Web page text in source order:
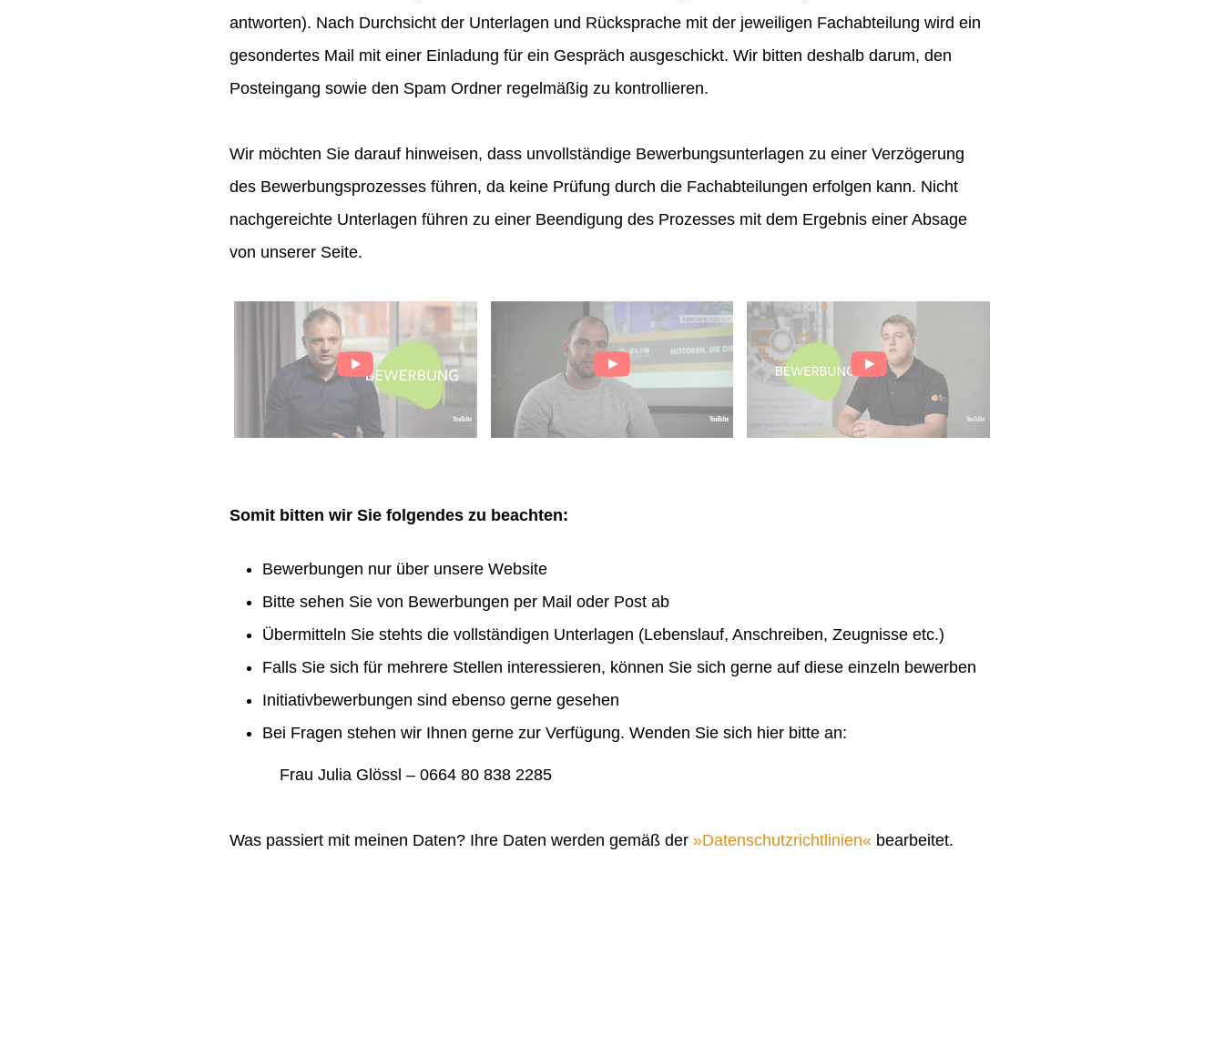
antworten). Nach Durchsicht der Unterlagen und Rücksprache mit der jeweiligen Fachabteilung wird ein
gesondertes Mail mit einer Einladung für ein Gespräch ausgeschickt. Wir bitten deshalb darum, den
Posteingang sowie den Spam Ordner regelmäßig zu kontrollieren.
Wir möchten Sie darauf hinweisen, dass unvollständige Bewerbungsunterlagen zu einer Verzögerung
des Bewerbungsprozesses führen, da keine Prüfung durch die Fachabteilungen erfolgen kann. Nicht
nachgereichte Unterlagen führen zu einer Beendigung des Prozesses mit dem Ergebnis einer Absage
von unserer Seite.
Somit bitten wir Sie folgendes zu beachten:
Bewerbungen nur über unsere Website
Bitte sehen Sie von Bewerbungen per Mail oder Post ab
Übermitteln Sie stehts die vollständigen Unterlagen (Lebenslauf, Anschreiben, Zeugnisse etc.)
Falls Sie sich für mehrere Stellen interessieren, können Sie sich gerne auf diese einzeln bewerben
Initiativbewerbungen sind ebenso gerne gesehen
Bei Fragen stehen wir Ihnen gerne zur Verfügung. Wenden Sie sich hier bitte an:
Frau Julia Glössl – 0664 80 838 2285
Was passiert mit meinen Daten? Ihre Daten werden gemäß der Datenschutzrichtlinien bearbeitet.